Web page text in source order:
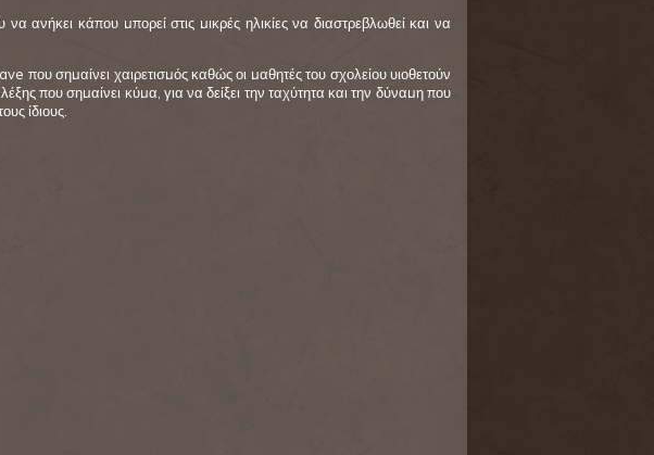
ανήκει κάπου μπορεί στις μικρές ηλικίες να διαστρεβλωθεί και να
που σημαίνει χαιρετισμός καθώς οι μαθητές του σχολείου υιοθετούν
που σημαίνει κύμα, για να δείξει την ταχύτητα και την δύναμη που
ίδιους.